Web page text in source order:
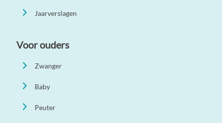
Jaarverslagen
Voor ouders
Zwanger
Baby
Peuter